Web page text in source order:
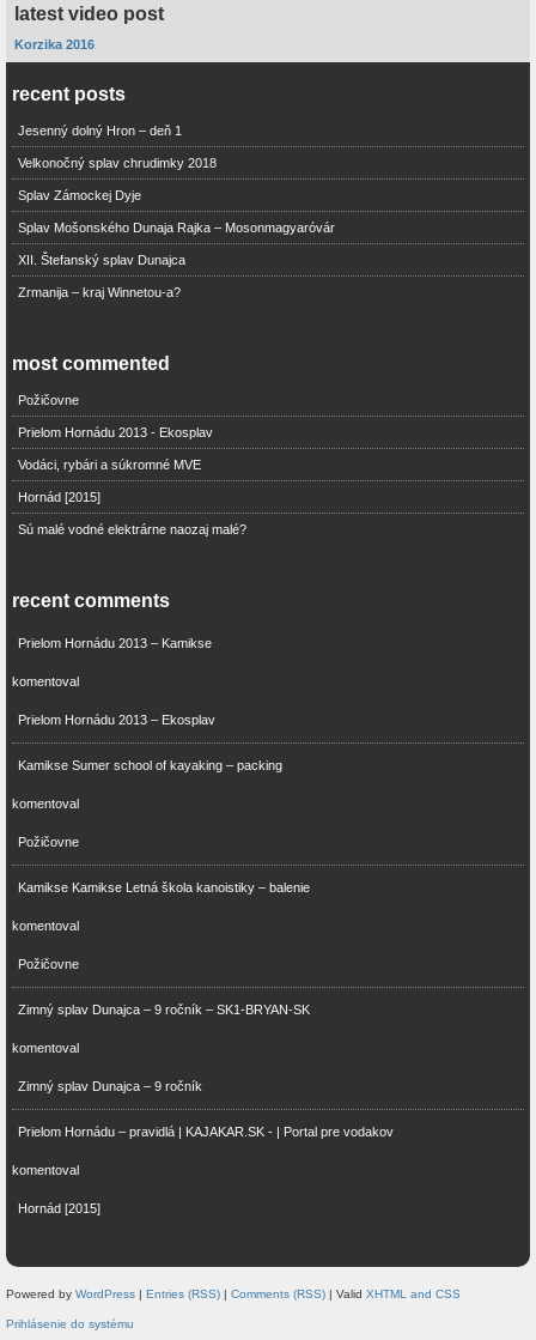
latest video post
Korzika 2016
recent posts
Jesenný dolný Hron – deň 1
Velkonočný splav chrudimky 2018
Splav Zámockej Dyje
Splav Mošonského Dunaja Rajka – Mosonmagyaróvár
XII. Štefanský splav Dunajca
Zrmanija – kraj Winnetou-a?
most commented
Požičovne
Prielom Hornádu 2013 - Ekosplav
Vodáci, rybári a súkromné MVE
Hornád [2015]
Sú malé vodné elektrárne naozaj malé?
recent comments
Prielom Hornádu 2013 – Kamikse
komentoval
Prielom Hornádu 2013 – Ekosplav
Kamikse Sumer school of kayaking – packing
komentoval
Požičovne
Kamikse Kamikse Letná škola kanoistiky – balenie
komentoval
Požičovne
Zimný splav Dunajca – 9 ročník – SK1-BRYAN-SK
komentoval
Zimný splav Dunajca – 9 ročník
Prielom Hornádu – pravidlá | KAJAKAR.SK - | Portal pre vodakov
komentoval
Hornád [2015]
Powered by WordPress | Entries (RSS) | Comments (RSS) | Valid XHTML and CSS
Prihlásenie do systému